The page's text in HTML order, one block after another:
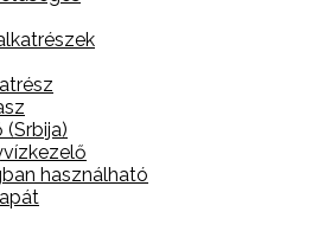
használható